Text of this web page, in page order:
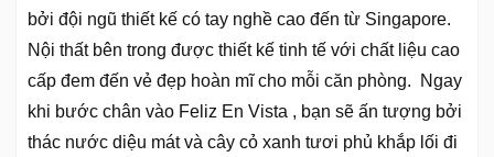
bởi đội ngũ thiết kế có tay nghề cao đến từ Singapore.
Nội thất bên trong được thiết kế tinh tế với chất liệu cao
cấp đem đến vẻ đẹp hoàn mĩ cho mỗi căn phòng. Ngay
khi bước chân vào Feliz En Vista , bạn sẽ ấn tượng bởi
thác nước diệu mát và cây cỏ xanh tươi phủ khắp lối đi